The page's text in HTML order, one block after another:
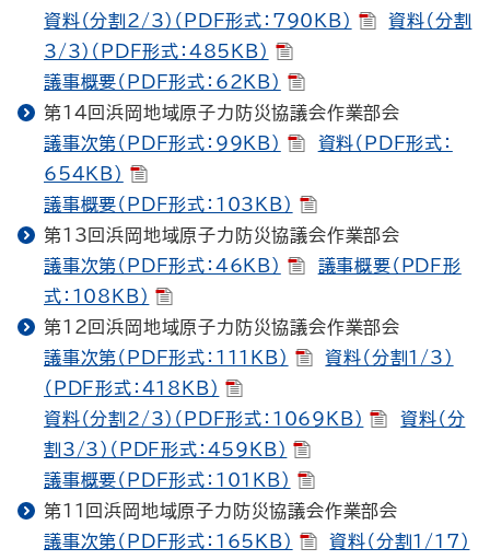
資料（分割2/3）（PDF形式：790KB）
資料（分割
3/3）（PDF形式：485KB）
議事概要（PDF形式：62KB）
第14回浜岡地域原子力防災協議会作業部会
議事次第（PDF形式：99KB）
資料（PDF形式：
654KB）
議事概要（PDF形式：103KB）
第13回浜岡地域原子力防災協議会作業部会
議事次第（PDF形式：46KB）
議事概要（PDF形
式：108KB）
第12回浜岡地域原子力防災協議会作業部会
議事次第（PDF形式：111KB）
資料（分割1/3）
（PDF形式：418KB）
資料（分割2/3）（PDF形式：1069KB）
資料（分
割3/3）（PDF形式：459KB）
議事概要（PDF形式：101KB）
第11回浜岡地域原子力防災協議会作業部会
議事次第（PDF形式：165KB）
資料（分割1/17）